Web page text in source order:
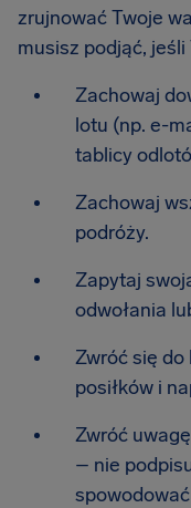
zrujnować Twoje
musisz podjąć,
Zachowaj
lotu (np. e-
tablicy
Zachowaj
podróży.
Zapytaj
odwołania
Zwróć się
posiłków i
Zwróć
– nie